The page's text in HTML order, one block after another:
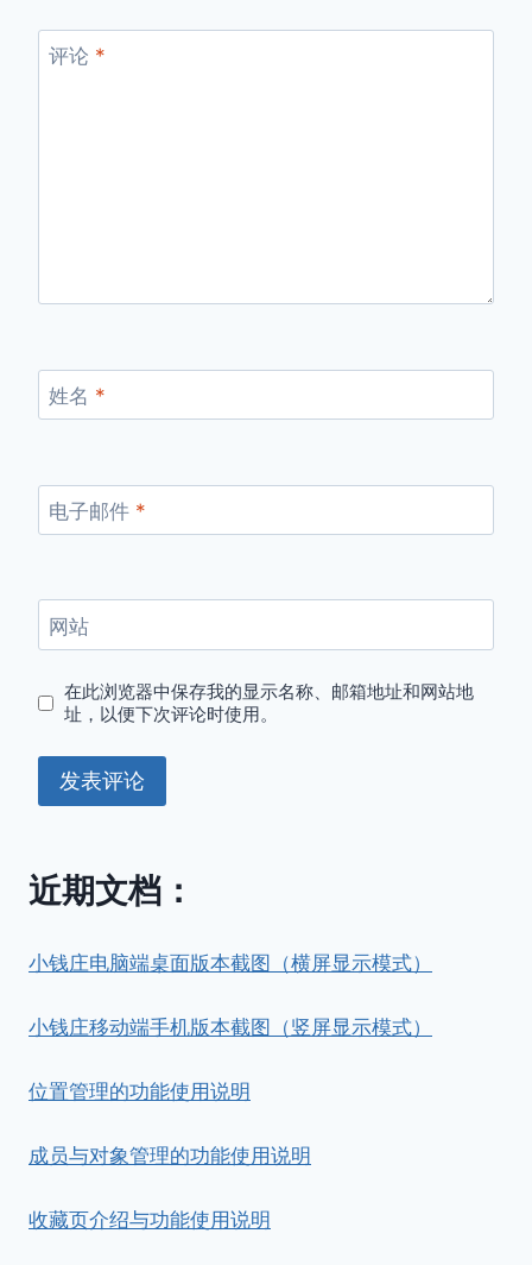
评论 *
姓名 *
电子邮件 *
网站
在此浏览器中保存我的显示名称、邮箱地址和网站地
址，以便下次评论时使用。
近期文档：
小钱庄电脑端桌面版本截图（横屏显示模式）
小钱庄移动端手机版本截图（竖屏显示模式）
位置管理的功能使用说明
成员与对象管理的功能使用说明
收藏页介绍与功能使用说明